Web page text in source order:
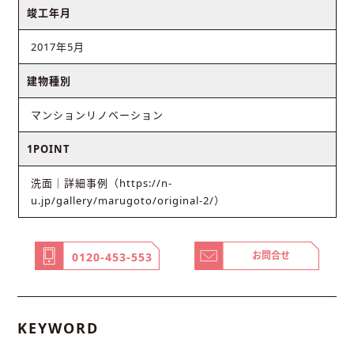
竣工年月
2017年5月
建物種別
マンションリノベーション
1POINT
洗面｜詳細事例（https://n-
u.jp/gallery/marugoto/original-2/）
0120-453-553 お問合せ
KEYWORD